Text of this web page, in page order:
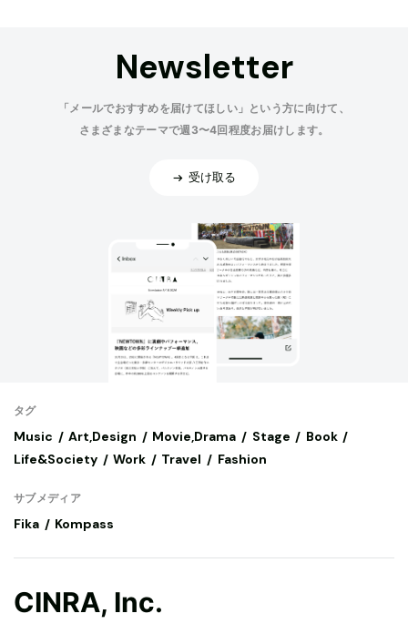
Newsletter
「メールでおすすめを届けてほしい」という方に向けて、
さまざまなテーマで週3〜4回程度お届けします。
受け取る
タグ
Music Art,Design Movie,Drama Stage
Book
Life&Society
Work Travel Fashion
サブメディア
Fika Kompass
CINRA, Inc.